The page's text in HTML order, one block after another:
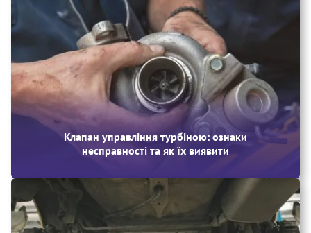
Клапан управління турбіною: ознаки
несправності та як їх виявити